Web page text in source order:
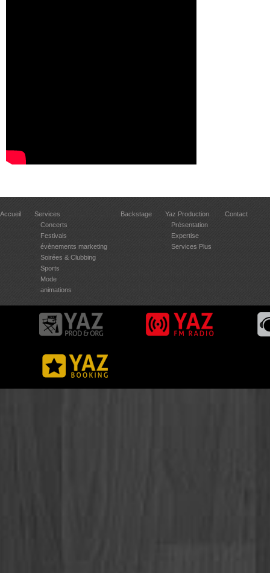
Accueil
Services
Concerts
Festivals
évènements marketing
Soirées & Clubbing
Sports
Mode
animations
Backstage
Yaz Production
Présentation
Expertise
Services Plus
Contact